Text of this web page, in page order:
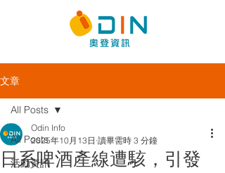
文章
All Posts
活動資訊
All Posts
日系啤酒產線遭駭，引發
Odin Info
2025年10月13日 讀畢需時 3 分鐘